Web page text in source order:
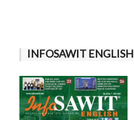
INFOSAWIT ENGLISH